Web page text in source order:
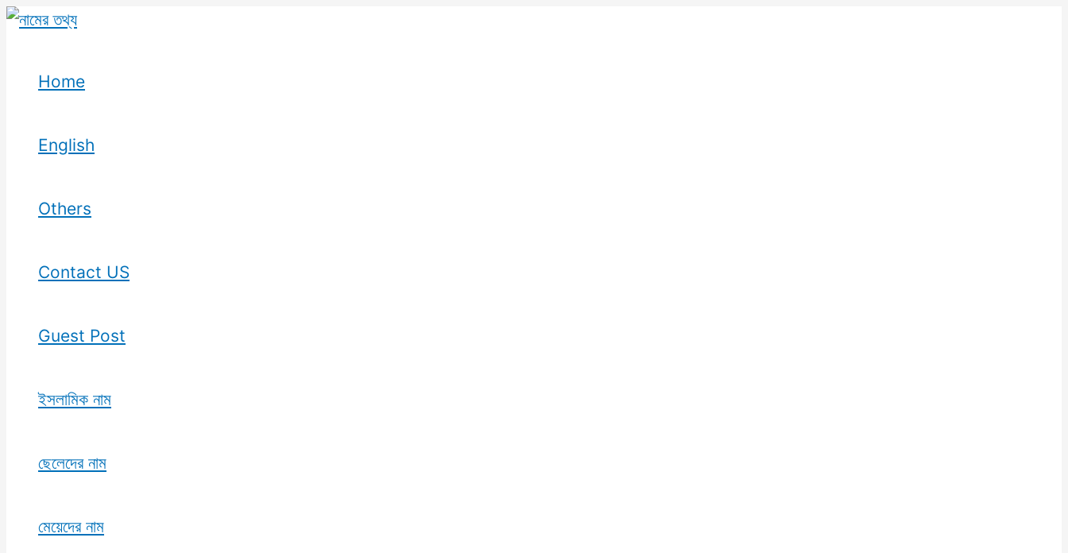
Skip
content
Home
English
Others
Contact US
Guest Post
ইসলামিক নাম
ছেলেদের নাম
মেয়েদের নাম